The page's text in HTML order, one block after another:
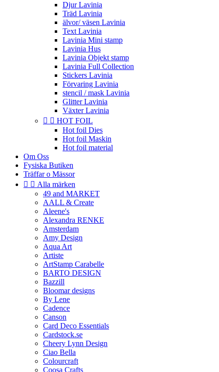
Djur Lavinia
Träd Lavinia
älvor/ väsen Lavinia
Text Lavinia
Lavinia Mini stamp
Lavinia Hus
Lavinia Objekt stamp
Lavinia Full Collection
Stickers Lavinia
Förvaring Lavinia
stencil / mask Lavinia
Glitter Lavinia
Växter Lavinia
  HOT FOIL
Hot foil Dies
Hot foil Maskin
Hot foil material
Om Oss
Fysiska Butiken
Träffar o Mässor
  Alla märken
49 and MARKET
AALL & Create
Aleene's
Alexandra RENKE
Amsterdam
Amy Design
Aqua Art
Artiste
ArtStamp Carabelle
BARTO DESIGN
Bazzill
Bloomar designs
By Lene
Cadence
Canson
Card Deco Essentials
Cardstock.se
Cheery Lynn Design
Ciao Bella
Colourcraft
Coosa Crafts